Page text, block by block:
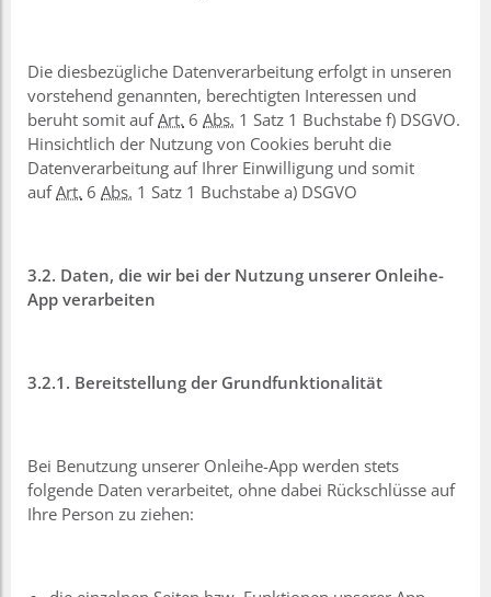
Die diesbezügliche Datenverarbeitung erfolgt in unseren
vorstehend genannten, berechtigten Interessen und
beruht somit aufArt. 6 Abs. 1 Satz 1 Buchstabe f) DSGVO.
Hinsichtlich der Nutzung von Cookies beruht die
Datenverarbeitung auf Ihrer Einwilligung und somit
aufArt. 6 Abs. 1 Satz 1 Buchstabe a) DSGVO
3.2. Daten, die wir bei der Nutzung unserer Onleihe-
App verarbeiten
3.2.1. Bereitstellung der Grundfunktionalität
Bei Benutzung unserer Onleihe-App werden stets
folgende Daten verarbeitet, ohne dabei Rückschlüsse auf
Ihre Person zu ziehen: